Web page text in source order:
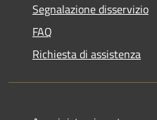
Segnalazione disservizio
FAQ
Richiesta di assistenza